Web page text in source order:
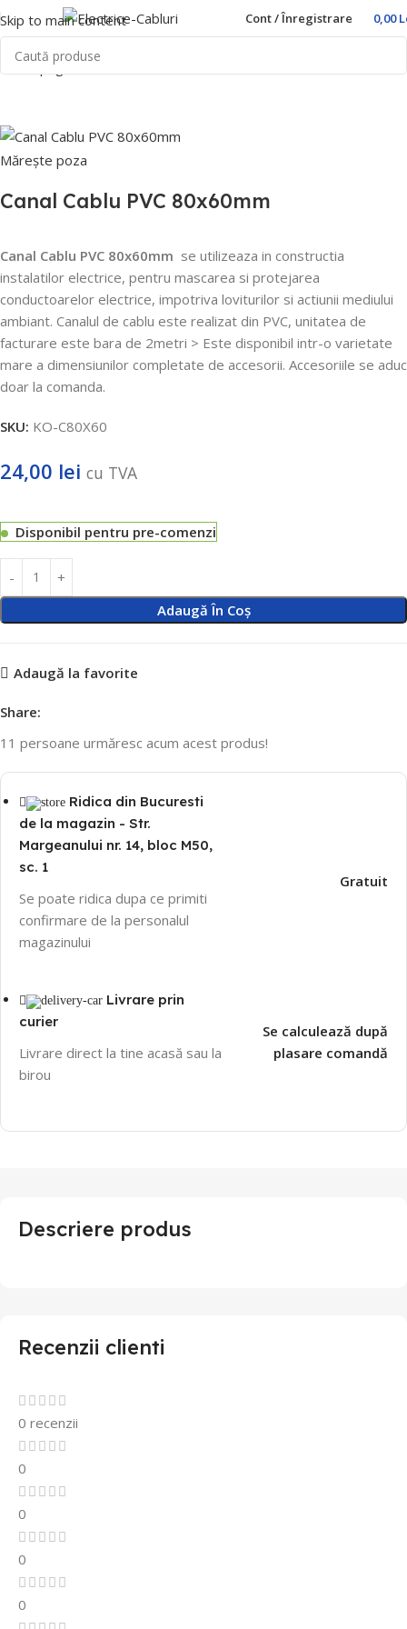
Skip to main content Cont / Înregistrare 0,00
Prima pagină
Mărește poza
Canal Cablu PVC 80x60mm
Canal Cablu PVC 80x60mm se utilizeaza in constructia
instalatilor electrice, pentru mascarea si protejarea
conductoarelor electrice, impotriva loviturilor si actiunii mediului
ambiant. Canalul de cablu este realizat din PVC, unitatea de
facturare este bara de 2metri > Este disponibil intr-o varietate
mare a dimensiunilor completate de accesorii. Accesoriile se aduc
doar la comanda.
SKU: KO-C80X60
24,00 lei cu TVA
Disponibil pentru pre-comenzi
Adaugă În Coș
Adaugă la favorite
Share:
11 persoane urmăresc acum acest produs!
Ridica din Bucuresti
de la magazin - Str.
Margeanului nr. 14, bloc M50,
sc. 1
Se poate ridica dupa ce primiti
confirmare de la personalul
magazinului
Gratuit
Livrare prin
curier
Livrare direct la tine acasă sau la
birou
Se calculează după
plasare comandă
Descriere produs
Recenzii clienti
0 recenzii
0
0
0
0